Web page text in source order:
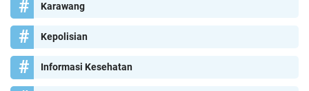
Karawang
Kepolisian
Informasi Kesehatan